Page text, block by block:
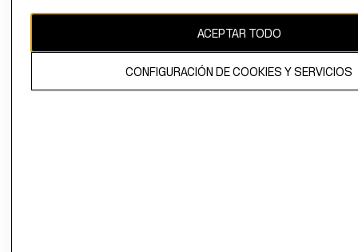
ACEPTAR TODO
CONFIGURACIÓN DE COOKIES Y SERVICIOS